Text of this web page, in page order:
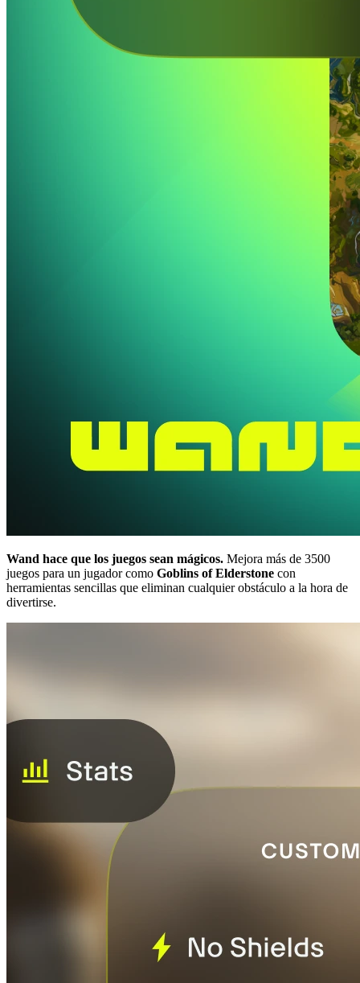
Wand hace que los juegos sean mágicos. Mejora más de 3500
juegos para un jugador como Goblins of Elderstone con
herramientas sencillas que eliminan cualquier obstáculo a la hora de
divertirse.